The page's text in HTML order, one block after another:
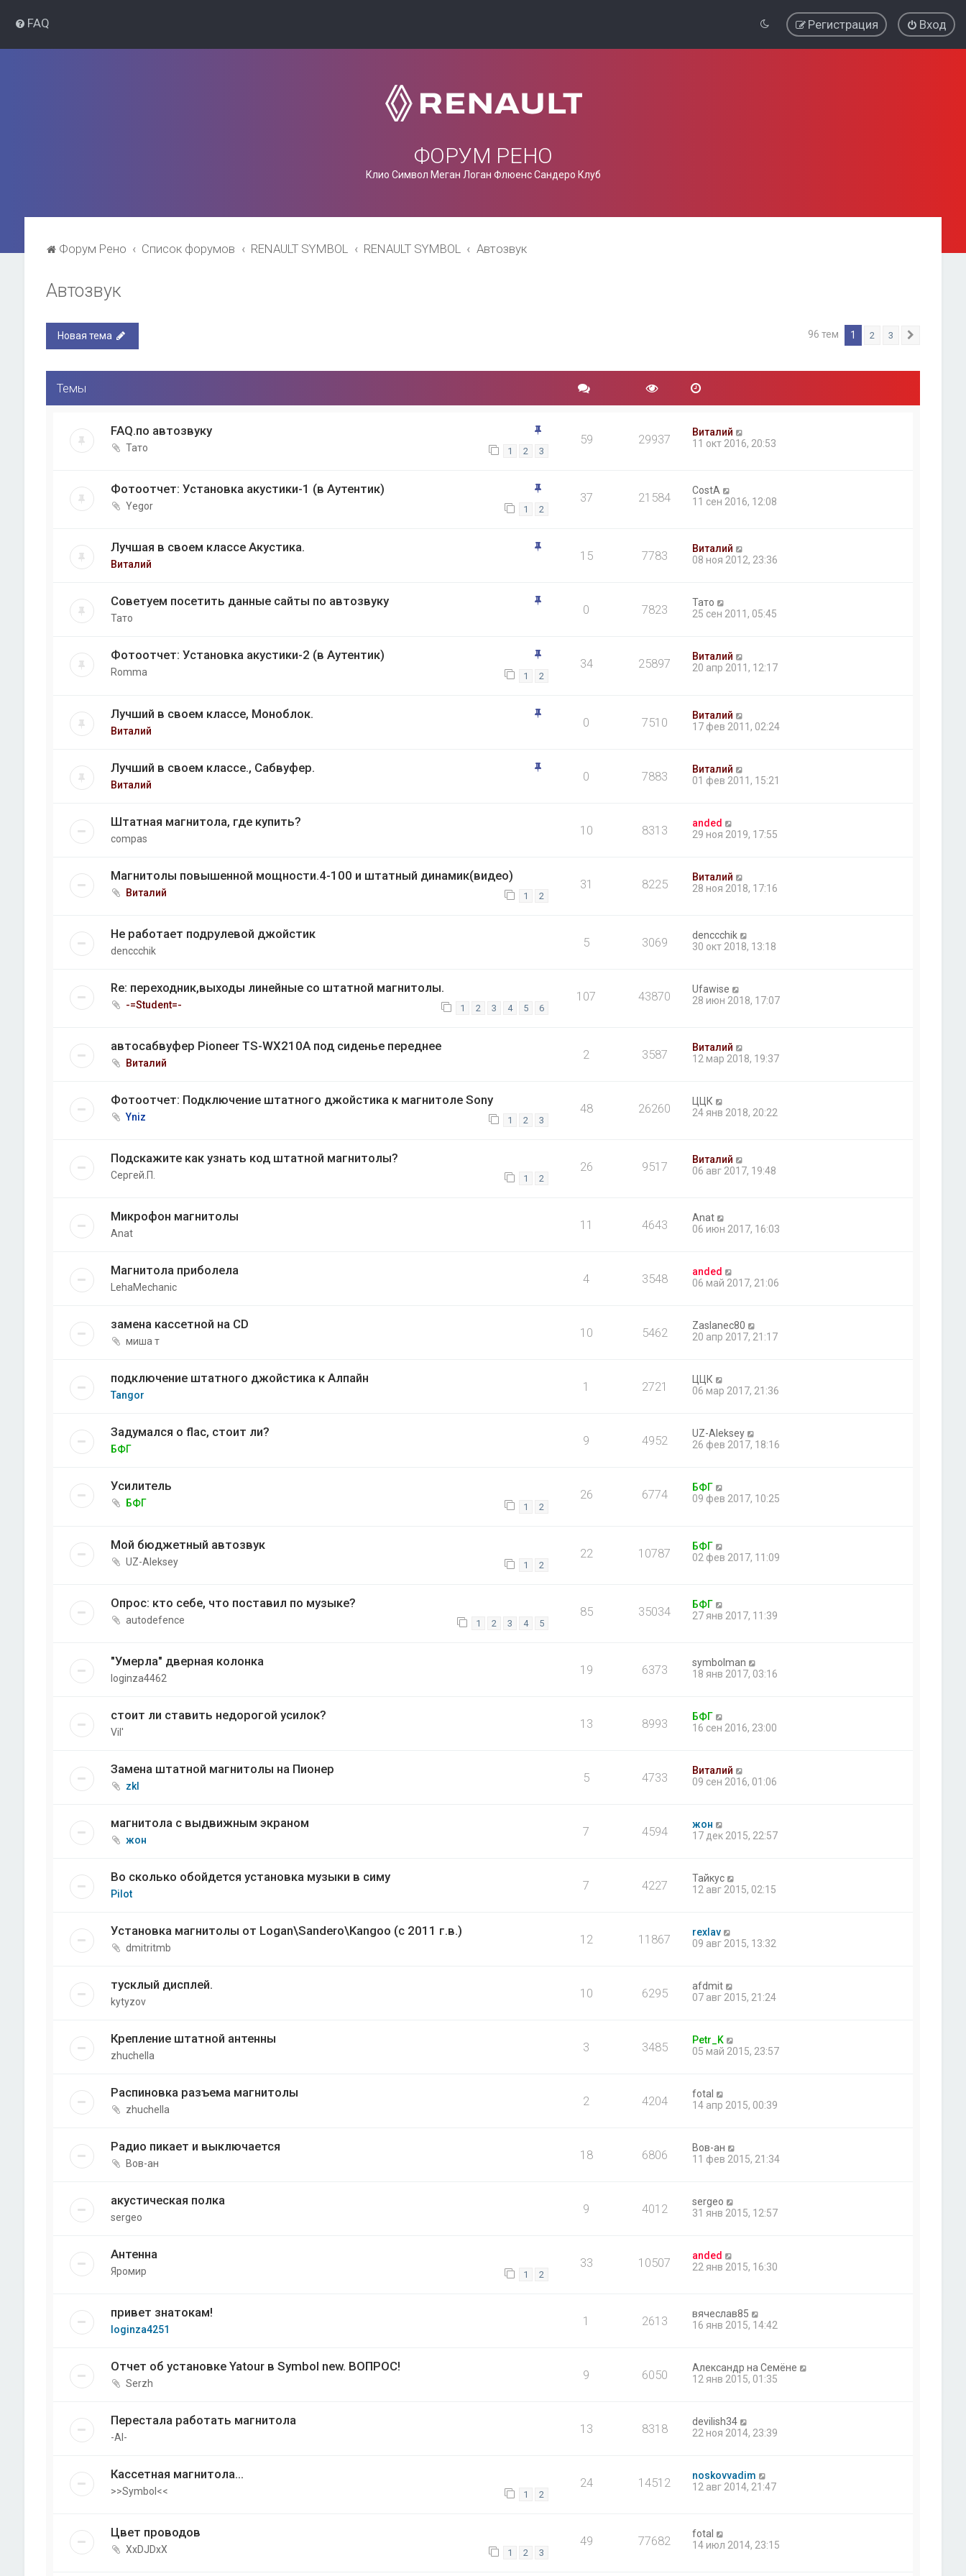
FAQ Вход
Регистрация
ФОРУМ РЕНО
Клио Символ Меган Логан Флюенс Сандеро Клуб
Форум Рено Список форумов RENAULT SYMBOL RENAULT SYMBOL Автозвук
Автозвук
Новая тема 96 тем 1 2 3
Темы
FAQ.по автозвуку
Тато 1 2 3
59 29937
Виталий
11 окт 2016, 20:53
Фотоотчет: Установка акустики-1 (в Аутентик)
Yegor 1 2
37 21584
CostA
11 сен 2016, 12:08
Лучшая в своем классе Акустика.
Виталий
15 7783
Виталий
08 ноя 2012, 23:36
Советуем посетить данные сайты по автозвуку
Тато
0 7823
Тато
25 сен 2011, 05:45
Фотоотчет: Установка акустики-2 (в Аутентик)
Romma 1 2
34 25897
Виталий
20 апр 2011, 12:17
Лучший в своем классе, Моноблок.
Виталий
0 7510
Виталий
17 фев 2011, 02:24
Лучший в своем классе., Сабвуфер.
Виталий
0 7883
Виталий
01 фев 2011, 15:21
Штатная магнитола, где купить?
compas
10 8313
anded
29 ноя 2019, 17:55
Магнитолы повышенной мощности.4-100 и штатный динамик(видео)
Виталий 1 2
31 8225
Виталий
28 ноя 2018, 17:16
Не работает подрулевой джойстик
denccchik
5 3069
denccchik
30 окт 2018, 13:18
Re: переходник,выходы линейные со штатной магнитолы.
-=Student=- 1 2 3 4 5 6
107 43870
Ufawise
28 июн 2018, 17:07
автосабвуфер Pioneer TS-WX210A под сиденье переднее
Виталий
2 3587
Виталий
12 мар 2018, 19:37
Фотоотчет: Подключение штатного джойстика к магнитоле Sony
Yniz 1 2 3
48 26260
ЦЦК
24 янв 2018, 20:22
Подскажите как узнать код штатной магнитолы?
Сергей.П. 1 2
26 9517
Виталий
06 авг 2017, 19:48
Микрофон магнитолы
Anat
11 4643
Anat
06 июн 2017, 16:03
Магнитола приболела
LehaMechanic
4 3548
anded
06 май 2017, 21:06
замена кассетной на CD
миша т
10 5462
Zaslanec80
20 апр 2017, 21:17
подключение штатного джойстика к Алпайн
Tangor
1 2721
ЦЦК
06 мар 2017, 21:36
Задумался о flac, стоит ли?
БФГ
9 4952
UZ-Aleksey
26 фев 2017, 18:16
Усилитель
БФГ 1 2
26 6774
БФГ
09 фев 2017, 10:25
Мой бюджетный автозвук
UZ-Aleksey 1 2
22 10787
БФГ
02 фев 2017, 11:09
Опрос: кто себе, что поставил по музыке?
autodefence 1 2 3 4 5
85 35034
БФГ
27 янв 2017, 11:39
"Умерла" дверная колонка
loginza4462
19 6373
symbolman
18 янв 2017, 03:16
стоит ли ставить недорогой усилок?
Vil'
13 8993
БФГ
16 сен 2016, 23:00
Замена штатной магнитолы на Пионер
zkl
5 4733
Виталий
09 сен 2016, 01:06
магнитола с выдвижным экраном
жон
7 4594
жон
17 дек 2015, 22:57
Во сколько обойдется установка музыки в симу
Pilot
7 4227
Тайкус
12 авг 2015, 02:15
Установка магнитолы от Logan\Sandero\Kangoo (с 2011 г.в.)
dmitritmb
12 11867
rexlav
09 авг 2015, 13:32
тусклый дисплей.
kytyzov
10 6295
afdmit
07 авг 2015, 21:24
Крепление штатной антенны
zhuchella
3 3485
Petr_K
05 май 2015, 23:57
Распиновка разъема магнитолы
zhuchella
2 4204
fotal
14 апр 2015, 00:39
Радио пикает и выключается
Вов-ан
18 6806
Вов-ан
11 фев 2015, 21:34
акустическая полка
sergeo
9 4012
sergeo
31 янв 2015, 12:57
Антенна
Яромир 1 2
33 10507
anded
22 янв 2015, 16:30
привет знатокам!
loginza4251
1 2613
вячеслав85
16 янв 2015, 14:42
Отчет об установке Yatour в Symbol new. ВОПРОС!
Serzh
9 6050
Александр на Семёне
12 янв 2015, 01:35
Перестала работать магнитола
-Al-
13 8318
devilish34
22 ноя 2014, 23:39
Кассетная магнитола...
>>Symbol<< 1 2
24 14512
noskovvadim
12 авг 2014, 21:47
Цвет проводов
XxDJDxX 1 2 3
49 77682
fotal
14 июл 2014, 23:15